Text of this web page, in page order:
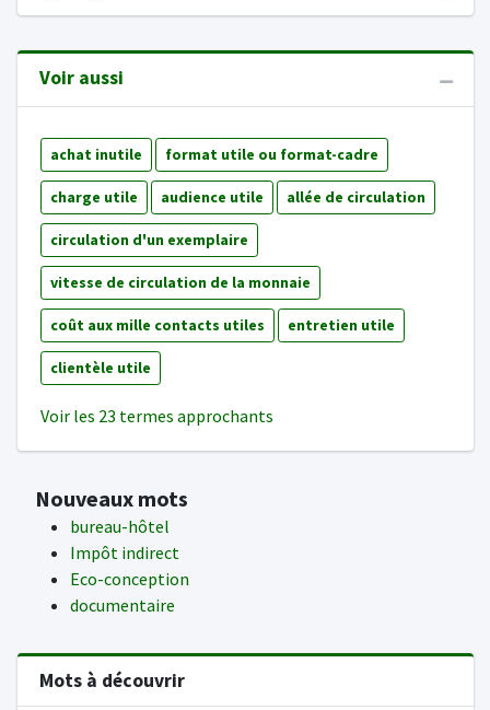
Voir aussi
achat inutile format utile ou format-cadre
charge utile audience utile allée de circulation
circulation d'un exemplaire
vitesse de circulation de la monnaie
coût aux mille contacts utiles entretien utile
clientèle utile
Voir les 23 termes approchants
Nouveaux mots
bureau-hôtel
Impôt indirect
Eco-conception
documentaire
Mots à découvrir